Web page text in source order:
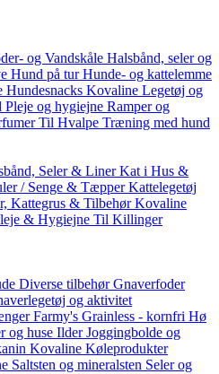
og Vandskåle Halsbånd, seler og
Hund på tur Hunde- og kattelemme
Hundesnacks Kovaline Legetøj og
Pleje og hygiejne Ramper og
Til Hvalpe Træning med hund
Seler & Liner Kat i Hus &
/ Senge & Tæpper Kattelegetøj
Kattegrus & Tilbehør Kovaline
& Hygiejne Til Killinger
Diverse tilbehør Gnaverfoder
og aktivitet
Farmy's Grainless - kornfri Hø
og huse Ilder Joggingbolde og
Kovaline Køleprodukter
Saltsten og mineralsten Seler og